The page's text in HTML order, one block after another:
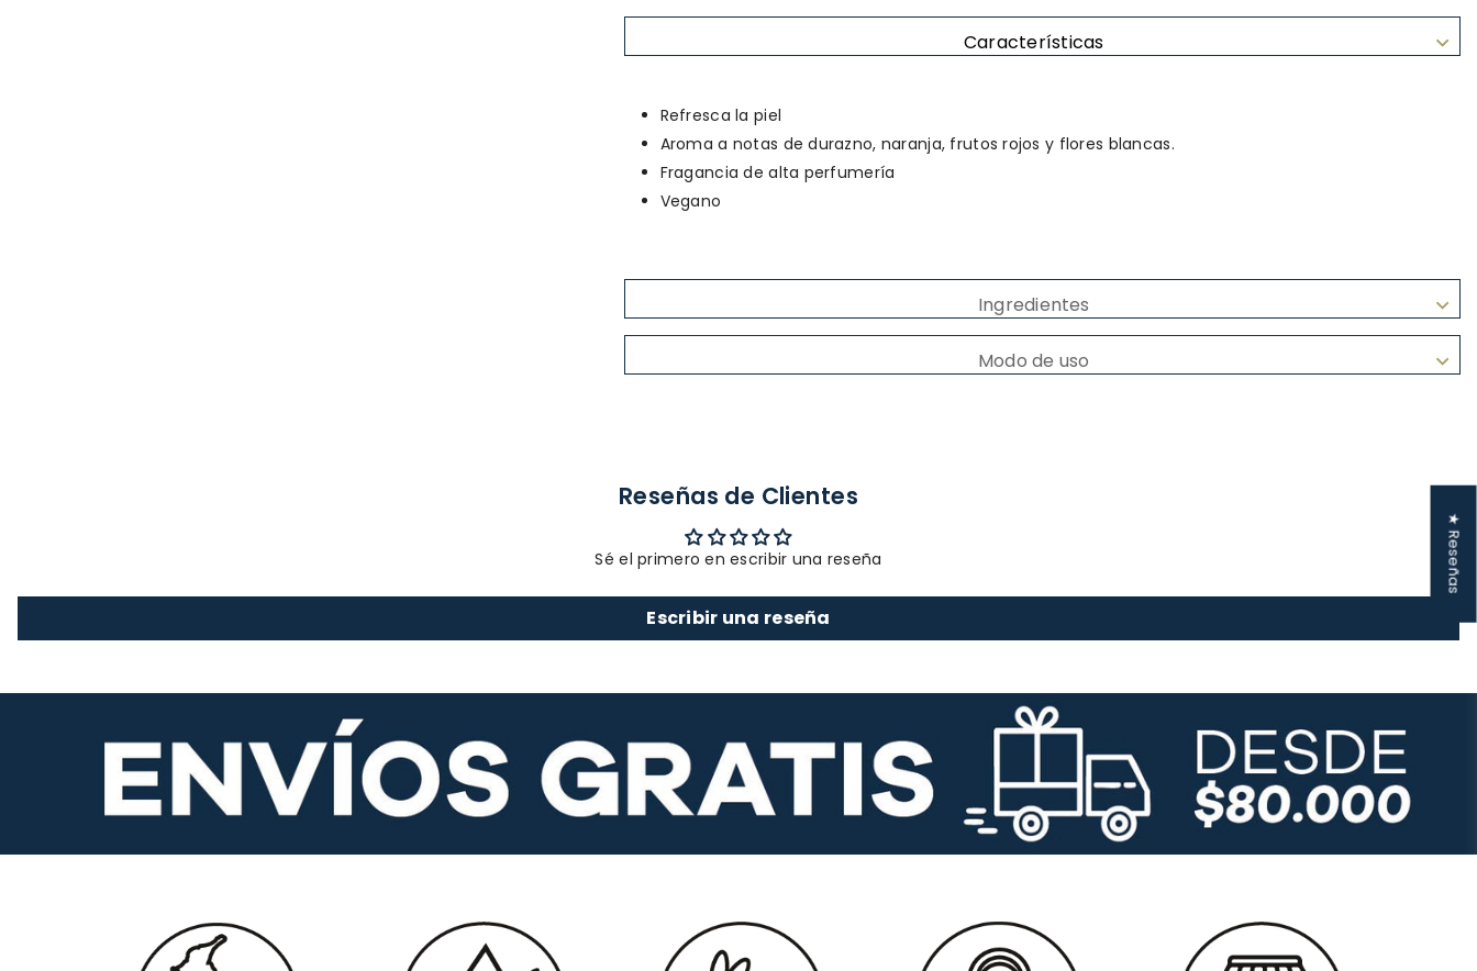
Características
Refresca la piel
Aroma a notas de durazno, naranja, frutos rojos y flores blancas.
Fragancia de alta perfumería
Vegano
Ingredientes
Modo de uso
Reseñas de Clientes
Sé el primero en escribir una reseña
Escribir una reseña
★ Reseñas